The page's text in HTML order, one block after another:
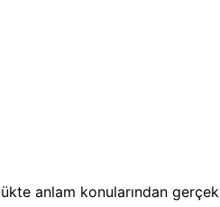
anlam konularından